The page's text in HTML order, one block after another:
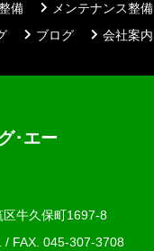
備 メンテナンス整備
ブログ 会社案内
･エー
牛久保町1697-8
/ FAX. 045‐307‐3708